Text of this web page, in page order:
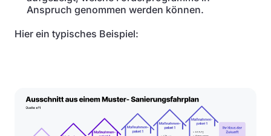
Anspruch genommen werden können.
Hier ein typisches Beispiel: